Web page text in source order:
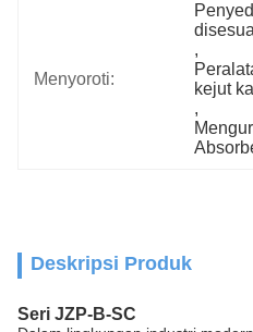
Menyoroti:
,
kejut
,
Deskripsi Produk
Seri JZP-B-SC